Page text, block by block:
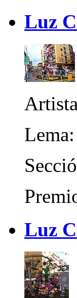
Luz
Luz